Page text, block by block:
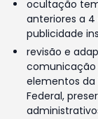
ocultação
anteriores a
publicidade
revisão e
comunicação
elementos da
Federal,